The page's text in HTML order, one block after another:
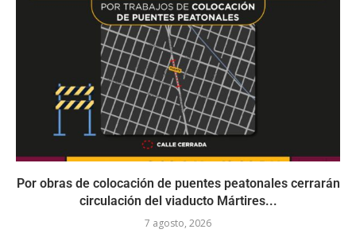
Por obras de colocación de puentes peatonales cerrarán
circulación del viaducto Mártires...
7 agosto, 2026